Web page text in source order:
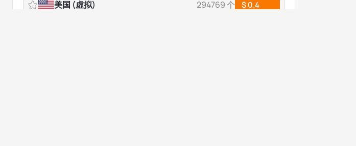
美国 (虚拟) 294769 个 $ 0.4